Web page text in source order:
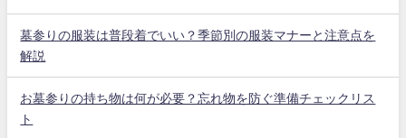
墓参りの服装は普段着でいい？季節別の服装マナーと注意点を
解説
お墓参りの持ち物は何が必要？忘れ物を防ぐ準備チェックリス
ト